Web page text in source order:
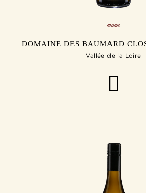
DOMAINE DES BAUMARD
Vallée de la Loire